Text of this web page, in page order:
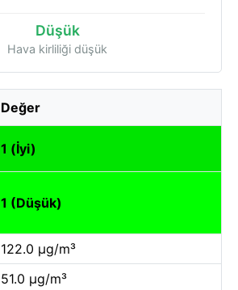
Düşük
Hava kirliliği düşük
Değer
1 (İyi)
1 (Düşük)
122.0 µg/m³
51.0 µg/m³